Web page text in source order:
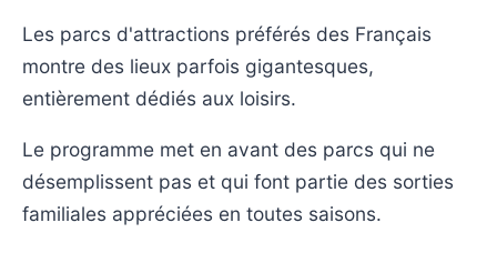
Les parcs d'attractions préférés des Français
montre des lieux parfois gigantesques,
entièrement dédiés aux loisirs.
Le programme met en avant des parcs qui ne
désemplissent pas et qui font partie des sorties
familiales appréciées en toutes saisons.